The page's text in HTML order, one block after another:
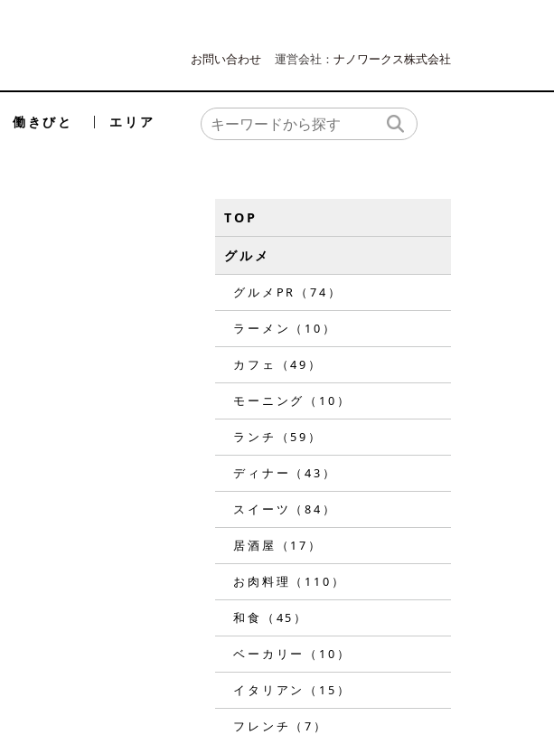
お問い合わせ 運営会社： ナノワークス株式会社
働きびと エリア
TOP
グルメ
グルメPR（74）
ラーメン（10）
カフェ（49）
モーニング（10）
ランチ（59）
ディナー（43）
スイーツ（84）
居酒屋（17）
お肉料理（110）
和食（45）
ベーカリー（10）
イタリアン（15）
フレンチ（7）